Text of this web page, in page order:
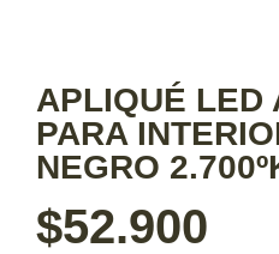
APLIQUÉ LED
PARA
NEGRO
$52.900